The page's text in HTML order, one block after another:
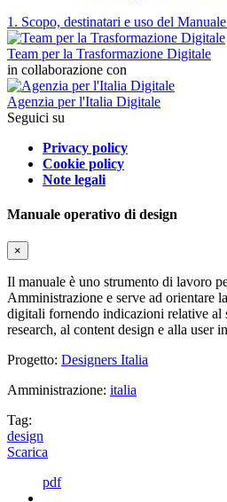
1. Scopo, destinatari e uso del
Team per la Trasformazione Digitale
in collaborazione con
Agenzia per l'Italia Digitale
Seguici su
Privacy policy
Cookie policy
Note legali
Manuale operativo di design
×
Il manuale è uno strumento di lavoro
Amministrazione e serve ad orientare
digitali fornendo indicazioni relative al
research, al content design e alla user
Progetto: Designers Italia
Amministrazione: italia
Tag:
design
Scarica
pdf